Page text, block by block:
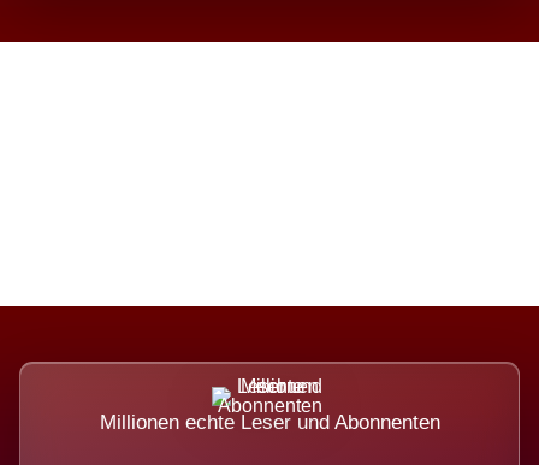
Millionen echte Leser und Abonnenten